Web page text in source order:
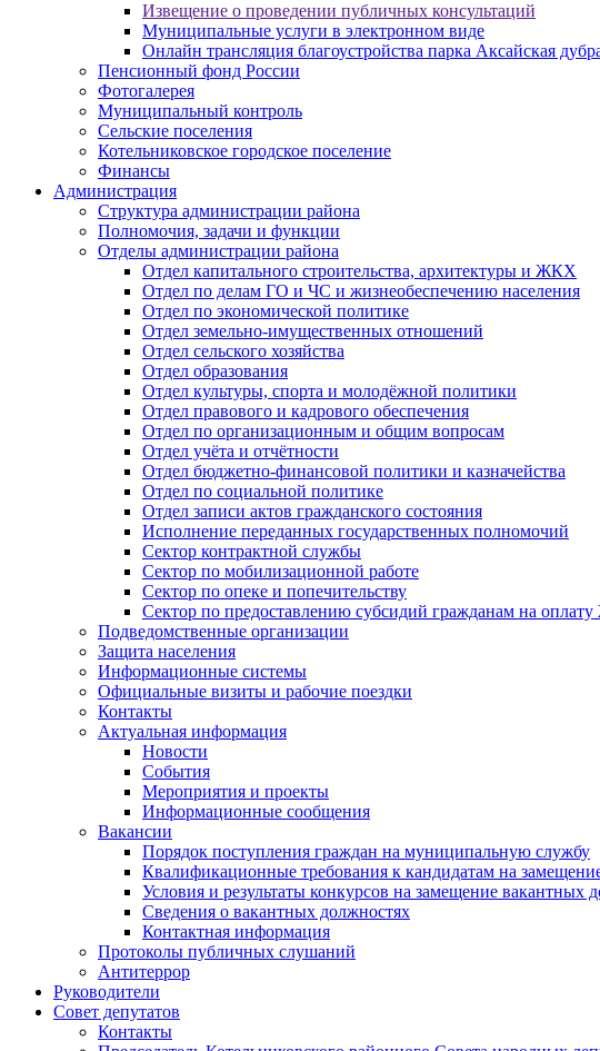
Извещение о проведении публичных консультаций
Муниципальные услуги в электронном виде
Онлайн трансляция благоустройства парка Аксайская
Пенсионный фонд России
Фотогалерея
Муниципальный контроль
Сельские поселения
Котельниковское городское поселение
Финансы
Администрация
Структура администрации района
Полномочия, задачи и функции
Отделы администрации района
Отдел капитального строительства, архитектуры и ЖКХ
Отдел по делам ГО и ЧС и жизнеобеспечению населения
Отдел по экономической политике
Отдел земельно-имущественных отношений
Отдел сельского хозяйства
Отдел образования
Отдел культуры, спорта и молодёжной политики
Отдел правового и кадрового обеспечения
Отдел по организационным и общим вопросам
Отдел учёта и отчётности
Отдел бюджетно-финансовой политики и казначейства
Отдел по социальной политике
Отдел записи актов гражданского состояния
Исполнение переданных государственных полномочий
Сектор контрактной службы
Сектор по мобилизационной работе
Сектор по опеке и попечительству
Сектор по предоставлению субсидий гражданам на
Подведомственные организации
Защита населения
Информационные системы
Официальные визиты и рабочие поездки
Контакты
Актуальная информация
Новости
События
Мероприятия и проекты
Информационные сообщения
Вакансии
Порядок поступления граждан на муниципальную службу
Квалификационные требования к кандидатам на
Условия и результаты конкурсов на замещение вакантных
Сведения о вакантных должностях
Контактная информация
Протоколы публичных слушаний
Антитеррор
Руководители
Совет депутатов
Контакты